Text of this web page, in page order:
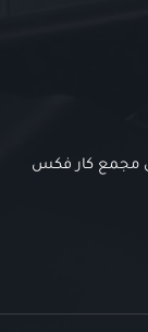
مجمع كار فكس